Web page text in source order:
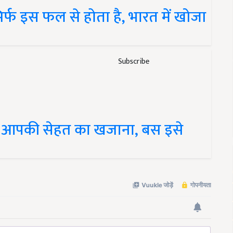
Subscribe
इस फल से होता है, भारत में खोजा
सेहत का खजाना, बस इसे